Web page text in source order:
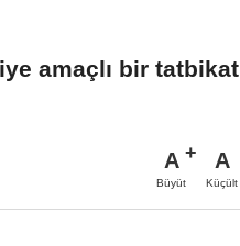
amaçlı bir tatbikat
A
Büyüt
A
Küçült